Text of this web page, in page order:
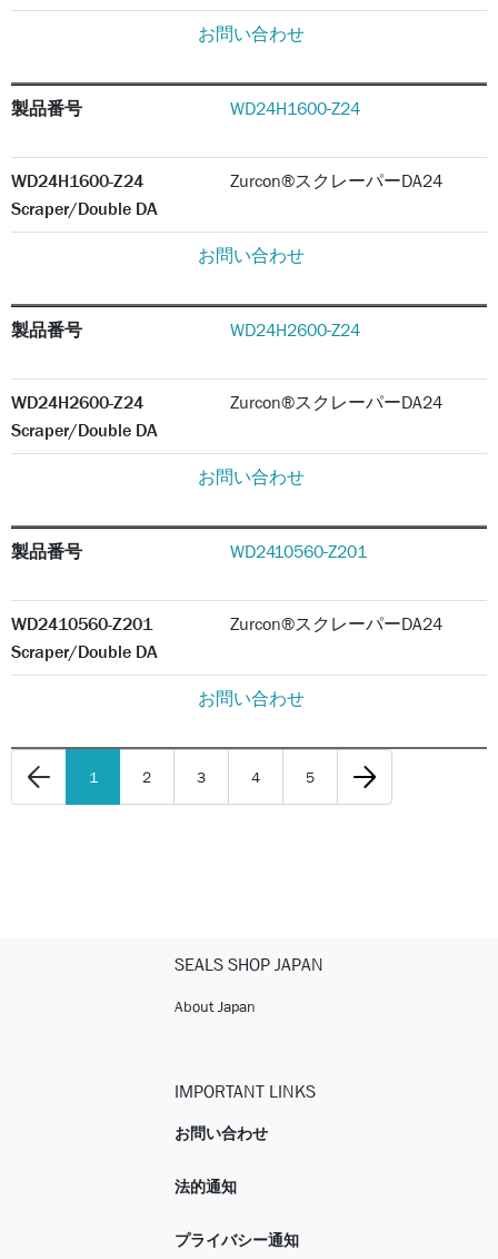
お問い合わせ
製品番号 WD24H1600-Z24
WD24H1600-Z24
Scraper/Double DA
Zurcon®スクレーパーDA24
お問い合わせ
製品番号 WD24H2600-Z24
WD24H2600-Z24
Scraper/Double DA
Zurcon®スクレーパーDA24
お問い合わせ
製品番号 WD2410560-Z201
WD2410560-Z201
Scraper/Double DA
Zurcon®スクレーパーDA24
お問い合わせ
1 2 3 4 5
SEALS SHOP JAPAN
About Japan
IMPORTANT LINKS
お問い合わせ
法的通知
プライバシー通知